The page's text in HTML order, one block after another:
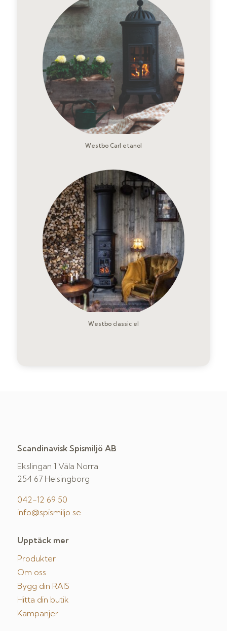
Westbo Carl etanol
Westbo classic el
Scandinavisk Spismiljö AB
Ekslingan 1 Väla Norra
254 67 Helsingborg
042-12 69 50
info@spismiljo.se
Upptäck mer
Produkter
Om oss
Bygg din RAIS
Hitta din butik
Kampanjer